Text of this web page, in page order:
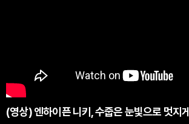
(영상) 엔하이픈 니키, 수줍은 눈빛으로 멋지게